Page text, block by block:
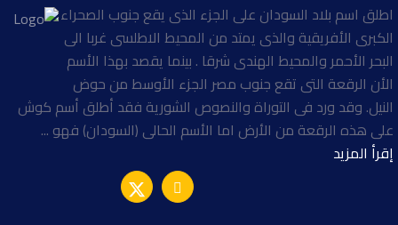
اطلق اسم بلاد السودان على الجزء الذى يقع جنوب الصحراء
الكبرى الأفريقية والذى يمتد من المحيط الاطلسى غربا الى
البحر الأحمر والمحيط الهندى شرقا . بينما يقصد بهذا الأسم
الأن الرقعة التى تقع جنوب مصر الجزء الأوسط من حوض
النيل. وقد ورد فى التوراة والنصوص الشورية فقد أطلق أسم كوش
على هذه الرقعة من الأرض اما الأسم الحالى (السودان) فهو ...
إقرأ المزيد